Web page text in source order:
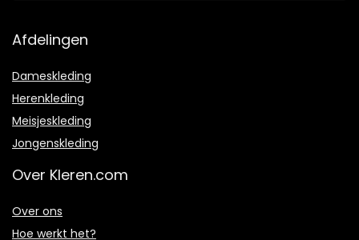
Afdelingen
Dameskleding
Herenkleding
Meisjeskleding
Jongenskleding
Over Kleren.com
Over ons
Hoe werkt het?